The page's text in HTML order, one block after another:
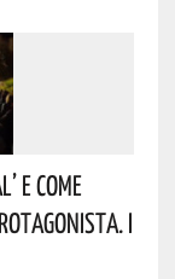
E Come
I